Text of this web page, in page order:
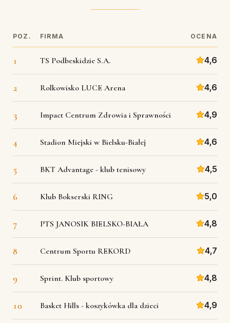
POZ. FIRMA OCENA
1 TS Podbeskidzie S.A. 4,6
2 Rolkowisko LUCE Arena 4,6
3 Impact Centrum Zdrowia i Sprawności 4,9
4 Stadion Miejski w Bielsku-Białej 4,6
5 BKT Advantage - klub tenisowy 4,5
6 Klub Bokserski RING 5,0
7 PTS JANOSIK BIELSKO-BIAŁA 4,8
8 Centrum Sportu REKORD 4,7
9 Sprint. Klub sportowy 4,8
10 Basket Hills - koszykówka dla dzieci 4,9